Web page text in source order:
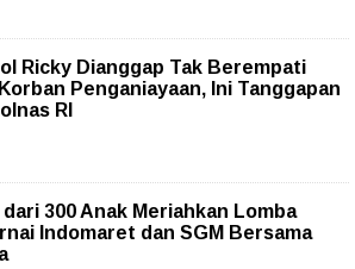
Ricky Dianggap Tak Berempati
Penganiayaan, Ini Tanggapan
RI
dari 300 Anak Meriahkan Lomba
Indomaret dan SGM Bersama